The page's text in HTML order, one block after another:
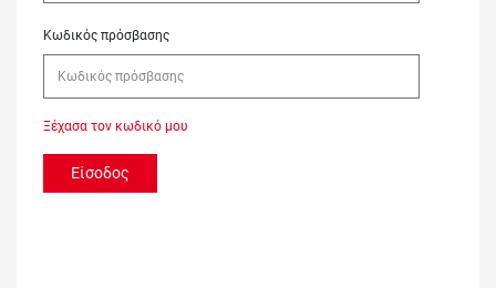
Κωδικός πρόσβασης
Ξέχασα τον κωδικό μου
Είσοδος